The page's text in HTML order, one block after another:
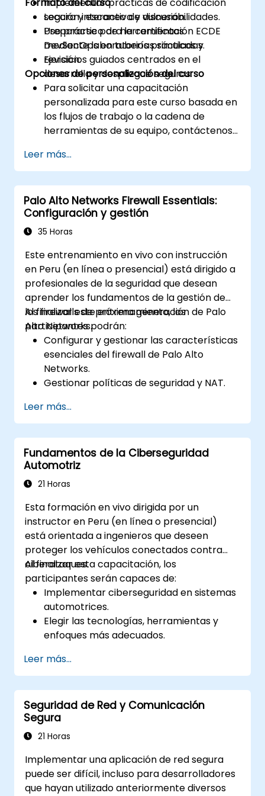
segura y escaneo de vulnerabilidades.
Prepararse para la certificación ECDE
mediante laboratorios prácticos y
revisión.
Lección interactiva y discusión.
Uso práctico de herramientas
DevSecOps en tuberías simuladas.
Ejercicios guiados centrados en el
desarrollo y despliegue seguros.
Opciones de personalización del curso
Para solicitar una capacitación
personalizada para este curso basada en
los flujos de trabajo o la cadena de
herramientas de su equipo, contáctenos
Leer más...
Palo Alto Networks Firewall Essentials:
Configuración y gestión
35 Horas
Este entrenamiento en vivo con instrucción
en Peru (en línea o presencial) está dirigido a
profesionales de la seguridad que desean
aprender los fundamentos de la gestión de
los firewalls de próxima generación de Palo
Alto Networks.
Al finalizar este entrenamiento, los
participantes podrán:
Configurar y gestionar las características
esenciales del firewall de Palo Alto
Networks.
Gestionar políticas de seguridad y NAT.
amenazas.
Monitorear amenazas y tráfico de red.
Leer más...
Fundamentos de la Ciberseguridad
Automotriz
21 Horas
Esta formación en vivo dirigida por un
instructor en Peru (en línea o presencial)
está orientada a ingenieros que deseen
proteger los vehículos conectados contra
ciberataques.
Al finalizar esta capacitación, los
participantes serán capaces de:
Implementar ciberseguridad en sistemas
automotrices.
Elegir las tecnologías, herramientas y
enfoques más adecuados.
Leer más...
Seguridad de Red y Comunicación
Segura
21 Horas
Implementar una aplicación de red segura
puede ser difícil, incluso para desarrolladores
que hayan utilizado anteriormente diversos